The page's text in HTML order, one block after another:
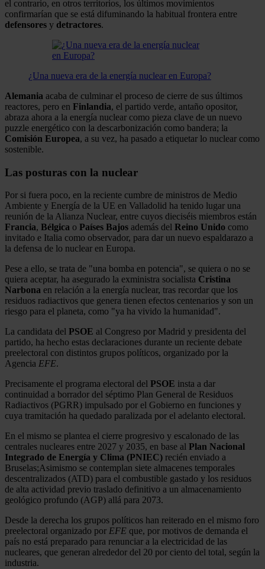
el contrario, en otros territorios, los últimos movimientos
confirmarían que se está difuminando la habitual frontera entre
defensores y detractores.
¿Una nueva era de la energía nuclear en Europa?
Alemania acaba de culminar el proceso de cierre de sus últimos
reactores, pero en Finlandia, el partido verde, antaño opositor,
abraza ahora a la energía nuclear como pieza clave de un nuevo
puzzle energético con la descarbonización como bandera; la
Comisión Europea, a su vez, ha pasado a etiquetar lo nuclear como
sostenible.
Las posturas con la nuclear
Por si fuera poco, en la reciente cumbre de ministros de Medio
Ambiente y Energía de la UE en Valladolid ha tenido lugar una
reunión de la Alianza Nuclear, entre cuyos dieciséis miembros están
Francia, Bélgica o Países Bajos además del Reino Unido como
invitado e Italia como observador, para dar un nuevo espaldarazo a
la defensa de lo nuclear en Europa.
Pese a ello, se trata de "una bomba en potencia", se quiera o no se
quiera aceptar, ha asegurado la exministra socialista Cristina
Narbona en relación a la energía nuclear, tras recordar que los
residuos radiactivos que genera tienen efectos centenarios y son un
riesgo para el planeta, como "ya ha vivido la humanidad".
La candidata del PSOE al Congreso por Madrid y presidenta del
partido, ha hecho estas declaraciones durante un reciente debate
preelectoral con distintos grupos políticos, organizado por la
Agencia EFE.
Precisamente el programa electoral del PSOE insta a dar
continuidad a borrador del séptimo Plan General de Residuos
Radiactivos (PGRR) impulsado por el Gobierno en funciones y
cuya tramitación ha quedado paralizada por el adelanto electoral.
En el mismo se plantea el cierre progresivo y escalonado de las
centrales nucleares entre 2027 y 2035, en base al Plan Nacional
Integrado de Energía y Clima (PNIEC) recién enviado a
Bruselas;Asimismo se contemplan siete almacenes temporales
descentralizados (ATD) para el combustible gastado y los residuos
de alta actividad previo traslado definitivo a un almacenamiento
geológico profundo (AGP) allá para 2073.
Desde la derecha los grupos políticos han reiterado en el mismo foro
preelectoral organizado por EFE que, por motivos de demanda el
país no está preparado para renunciar a la electricidad de las
nucleares, que generan alrededor del 20 por ciento del total, según la
industria.